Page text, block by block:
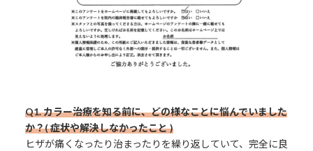
Q1. カラー治療を知る前に、どの様なことに悩んでいました
か？( 症状や解決しなかったこと )
ヒザが痛くなったり治まったりを繰り返していて、完全に良